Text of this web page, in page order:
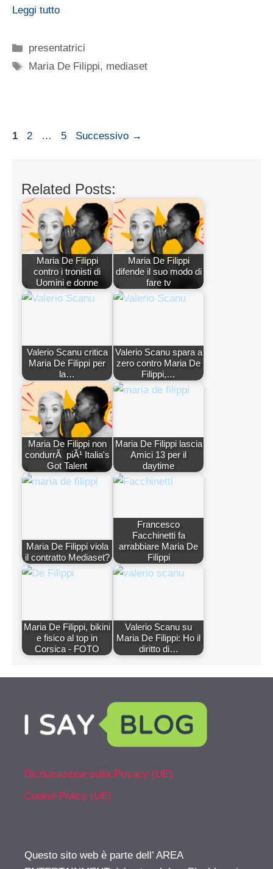
Leggi tutto
Categorie
presentatrici
Tag
Maria De Filippi, mediaset
Pagina
1 Pagina
2 … Pagina
5 Successivo →
Related Posts:
Maria De Filippi
contro i tronisti di
Uomini e donne
Maria De Filippi
difende il suo modo di
fare tv
Valerio Scanu critica
Maria De Filippi per
la…
Valerio Scanu spara a
zero contro Maria De
Filippi,…
Maria De Filippi non
condurrÃ piÃ¹ Italia's
Got Talent
Maria De Filippi lascia
Amici 13 per il
daytime
Maria De Filippi viola
il contratto Mediaset?
Francesco
Facchinetti fa
arrabbiare Maria De
Filippi
Maria De Filippi, bikini
e fisico al top in
Corsica - FOTO
Valerio Scanu su
Maria De Filippi: Ho il
diritto di…
Dichiarazione sulla Privacy (UE)
Cookie Policy (UE)
Questo sito web è parte dell’ AREA